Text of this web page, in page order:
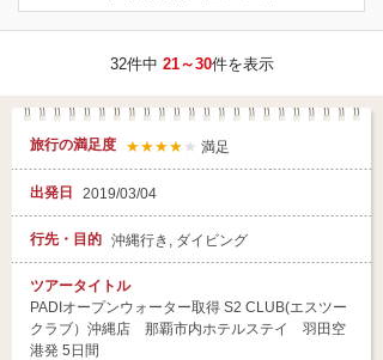
32件中 21～30件を表示
旅行の満足度 ★★★★ ★ 満足
出発日 2019/03/04
行先・目的 沖縄行き, ダイビング
ツアータイトル
PADIオープンウォーター取得 S2 CLUB(エスツー
クラブ）沖縄店 那覇市内ホテルステイ 羽田空
港発 5日間